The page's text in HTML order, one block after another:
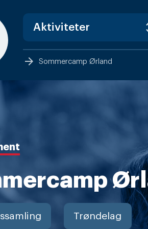
arrow_forward Sommercamp Ørland
Trøndelag